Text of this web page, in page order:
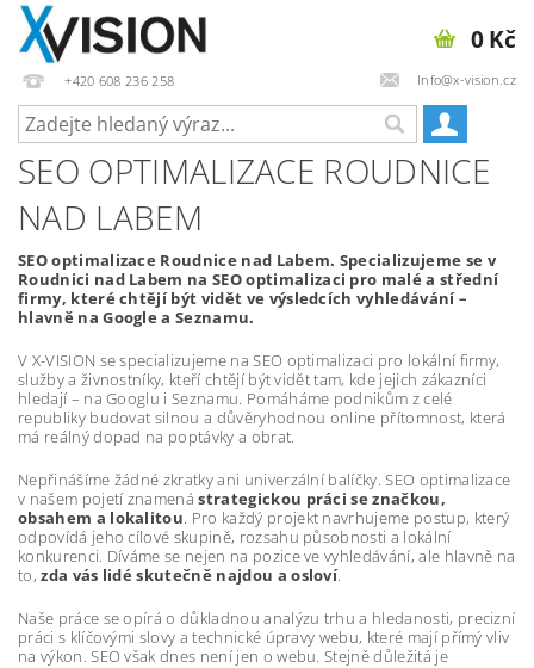
+420 608 236 258 Info@x-vision.cz
0 Kč
SEO OPTIMALIZACE ROUDNICE
NAD LABEM
SEO optimalizace Roudnice nad Labem. Specializujeme se v
Roudnici nad Labem na SEO optimalizaci pro malé a střední
firmy, které chtějí být vidět ve výsledcích vyhledávání –
hlavně na Google a Seznamu.
V X-VISION se specializujeme na SEO optimalizaci pro lokální firmy,
služby a živnostníky, kteří chtějí být vidět tam, kde jejich zákazníci
hledají – na Googlu i Seznamu. Pomáháme podnikům z celé
republiky budovat silnou a důvěryhodnou online přítomnost, která
má reálný dopad na poptávky a obrat.
Nepřinášíme žádné zkratky ani univerzální balíčky. SEO optimalizace
v našem pojetí znamenástrategickou práci se značkou,
obsahem a lokalitou. Pro každý projekt navrhujeme postup, který
odpovídá jeho cílové skupině, rozsahu působnosti a lokální
konkurenci. Díváme se nejen na pozice ve vyhledávání, ale hlavně na
to,zda vás lidé skutečně najdou a osloví.
Naše práce se opírá o důkladnou analýzu trhu a hledanosti, precizní
práci s klíčovými slovy a technické úpravy webu, které mají přímý vliv
na výkon. SEO však dnes není jen o webu. Stejně důležitá je